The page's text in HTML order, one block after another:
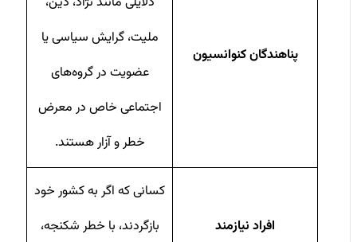
پناهندگان کنوانسیون
ملیت، گرایش سیاسی یا
عضویت در گروه‌های
اجتماعی خاص در معرض
خطر و آزار هستند.
افراد نیازمند
کسانی که اگر به کشور خود
بازگردند، با خطر شکنجه،